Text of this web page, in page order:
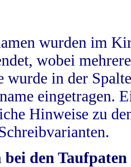
wurden im
wobei
wurde in der
eingetragen.
Hinweise zu
den Taufpaten